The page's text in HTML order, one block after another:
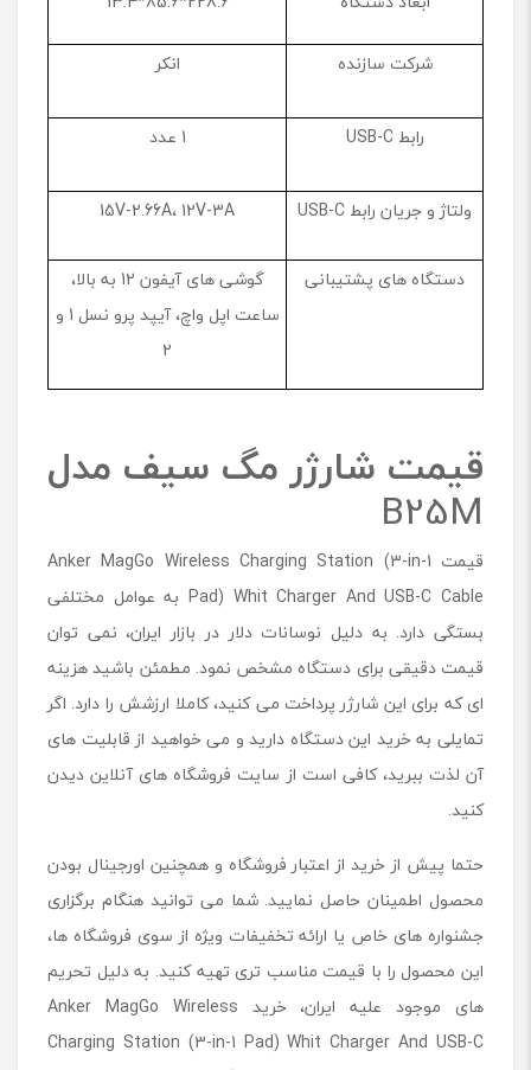
شرکت سازنده انکر
رابط USB-C 1 عدد
ولتاژ و جریان رابط USB-C 15V-2.66A، 12V-3A
دستگاه های پشتیبانی
گوشی های آیفون 12 به بالا،
ساعت اپل واچ، آیپد پرو نسل 1 و
2
قیمت شارژر مگ سیف مدل
B25M
قیمت Anker MagGo Wireless Charging Station (3-in-1
Pad) Whit Charger And USB-C Cable به عوامل مختلفی
بستگی دارد. به دلیل نوسانات دلار در بازار ایران، نمی توان
قیمت دقیقی برای دستگاه مشخص نمود. مطمئن باشید هزینه
ای که برای این شارژر پرداخت می کنید، کاملا ارزشش را دارد. اگر
تمایلی به خرید این دستگاه دارید و می خواهید از قابلیت های
آن لذت ببرید، کافی است از سایت فروشگاه های آنلاین دیدن
کنید.
حتما پیش از خرید از اعتبار فروشگاه و همچنین اورجینال بودن
محصول اطمینان حاصل نمایید. شما می توانید هنگام برگزاری
جشنواره های خاص یا ارائه تخفیفات ویژه از سوی فروشگاه ها،
این محصول را با قیمت مناسب تری تهیه کنید. به دلیل تحریم
های موجود علیه ایران، خرید Anker MagGo Wireless
Charging Station (3-in-1 Pad) Whit Charger And USB-C